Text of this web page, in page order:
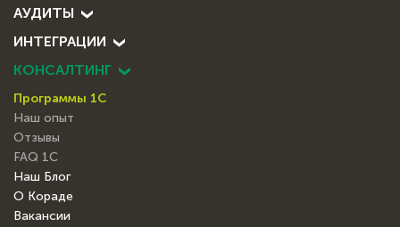
КОНСАЛТИНГ
АУДИТЫ
ИНТЕГРАЦИИ
Программы 1С
Наш опыт
Отзывы
FAQ 1С
Наш Блог
О Кораде
Вакансии